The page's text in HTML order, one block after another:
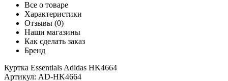
Все о товаре
Характеристики
Отзывы (0)
Наши магазины
Как сделать заказ
Бренд
Куртка Essentials Adidas HK4664
Артикул: AD-HK4664